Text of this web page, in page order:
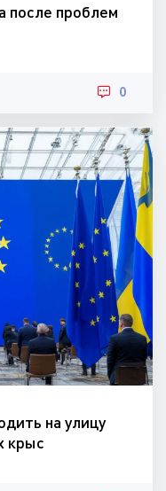
после проблем
0
на улицу
крыс